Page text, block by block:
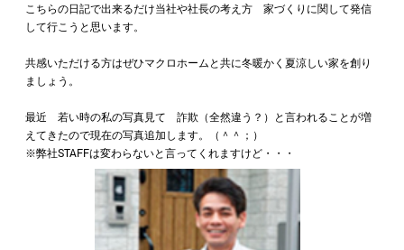
こちらの日記で出来るだけ当社や社長の考え方 家づくりに関して発信
して行こうと思います。
共感いただける方はぜひマクロホームと共に冬暖かく夏涼しい家を創り
ましょう。
最近 若い時の私の写真見て 詐欺（全然違う？）と言われることが増
えてきたので現在の写真追加します。（＾＾；）
※弊社STAFFは変わらないと言ってくれますけど・・・